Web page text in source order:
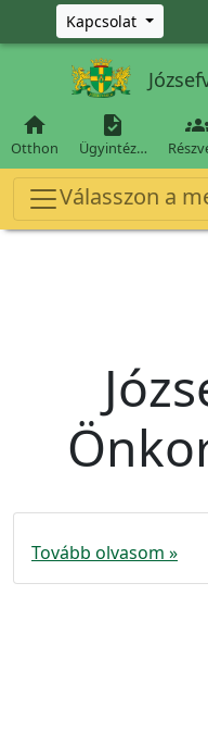
Ugrás a fő tartalomra
Kapcsolat

Otthon

Ügyintéz…
Válasszon a
Tovább olvasom »